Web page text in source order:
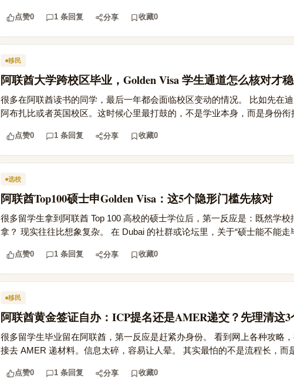
点赞0 1 条回复 分享 收藏0
移民
阿联酋大学跨校区毕业，Golden Visa 学生通道怎么核对才
很多在阿联酋读书的同学，最后一年都会面临校区变动的情况。 比如先在
阿布扎比或者英国校区。这时候心里最打鼓的，不是学业本身，而是身份
点赞0 1 条回复 分享 收藏0
选校
阿联酋Top100硕士申Golden Visa：这5个隐形门槛先核对
很多留学生拿到阿联酋 Top 100 高校的硕士学位后，第一反应是：既然学
拿？ 现实往往比想象复杂。 在 Dubai 的社群或论坛里，关于“硕士能不能走
点赞0 1 条回复 分享 收藏0
移民
阿联酋黄金签证自办：ICP提名还是AMER递交？先理清这
很多留学生毕业留在阿联酋，第一反应是赶紧办身份。 看到网上各种攻略
接去 AMER 递材料。信息太碎，容易让人晕。 其实最怕的不是流程长，而
点赞0 1 条回复 分享 收藏0